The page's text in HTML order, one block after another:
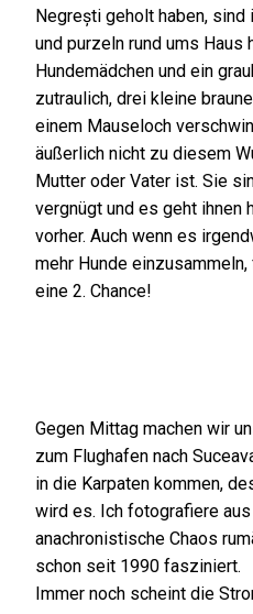
Negrești geholt haben,
und purzeln rund ums
Hundemädchen und ein
zutraulich, drei kleine
einem Mauseloch
äußerlich nicht zu diesem
Mutter oder Vater ist. Sie
vergnügt und es geht
vorher. Auch wenn es
mehr Hunde
eine 2. Chance!
Gegen Mittag machen wir
zum Flughafen nach
in die Karpaten kommen,
wird es. Ich fotografiere
anachronistische Chaos
schon seit 1990 fasziniert.
Immer noch scheint die